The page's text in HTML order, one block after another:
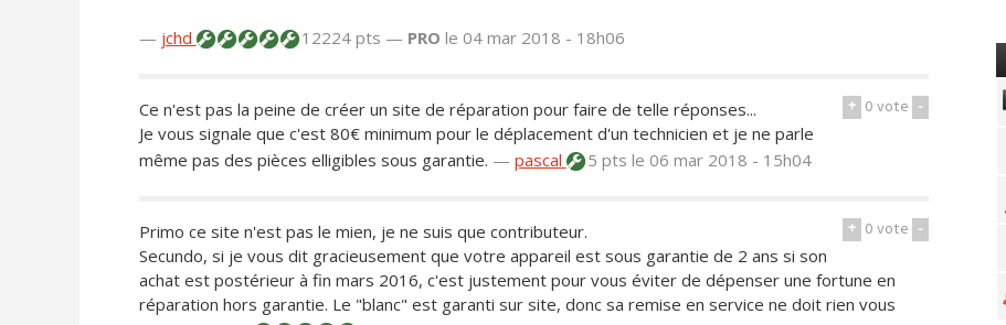
— jchd 12224 pts — PRO le 04 mar 2018 - 18h06
+ 0vote -
Ce n'est pas la peine de créer un site de réparation pour faire de telle réponses...
Je vous signale que c'est 80€ minimum pour le déplacement d'un technicien et je ne parle
même pas des pièces elligibles sous garantie. — pascal 5 pts le 06 mar 2018 - 15h04
+ 0vote -
Primo ce site n'est pas le mien, je ne suis que contributeur.
Secundo, si je vous dit gracieusement que votre appareil est sous garantie de 2 ans si son
achat est postérieur à fin mars 2016, c'est justement pour vous éviter de dépenser une fortune en
réparation hors garantie. Le "blanc" est garanti sur site, donc sa remise en service ne doit rien vous